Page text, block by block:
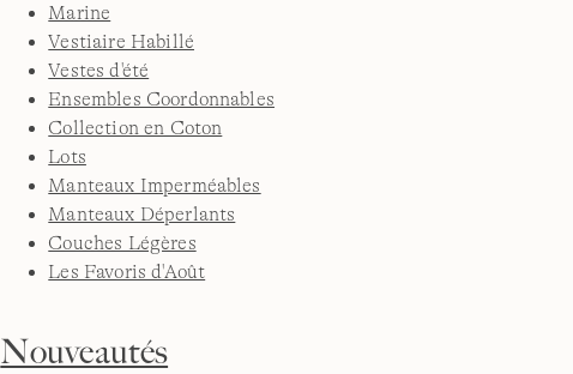
Marine
Vestiaire Habillé
Vestes d'été
Ensembles Coordonnables
Collection en Coton
Lots
Manteaux Imperméables
Manteaux Déperlants
Couches Légères
Les Favoris d'Août
Nouveautés